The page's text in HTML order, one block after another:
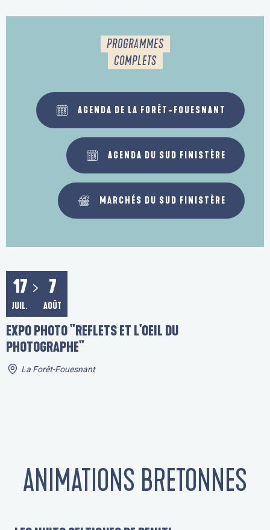
PROGRAMMES
COMPLETS
AGENDA DE LA FORÊT-FOUESNANT
AGENDA DU SUD FINISTÈRE
MARCHÉS DU SUD FINISTÈRE
17
JUIL.
7
AOÛT
EXPO PHOTO "REFLETS ET L'OEIL DU
PHOTOGRAPHE"
La Forêt-Fouesnant
ANIMATIONS BRETONNES